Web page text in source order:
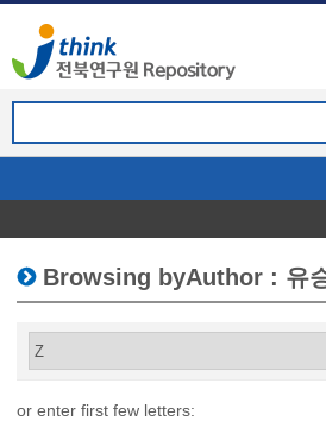
Browsing byAuthor : 유
or enter first few letters: